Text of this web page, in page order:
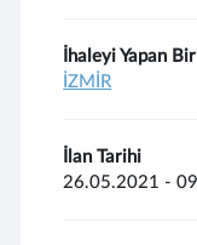
İhaleyi Yapan
İZMİR
İlan Tarihi
26.05.2021 -